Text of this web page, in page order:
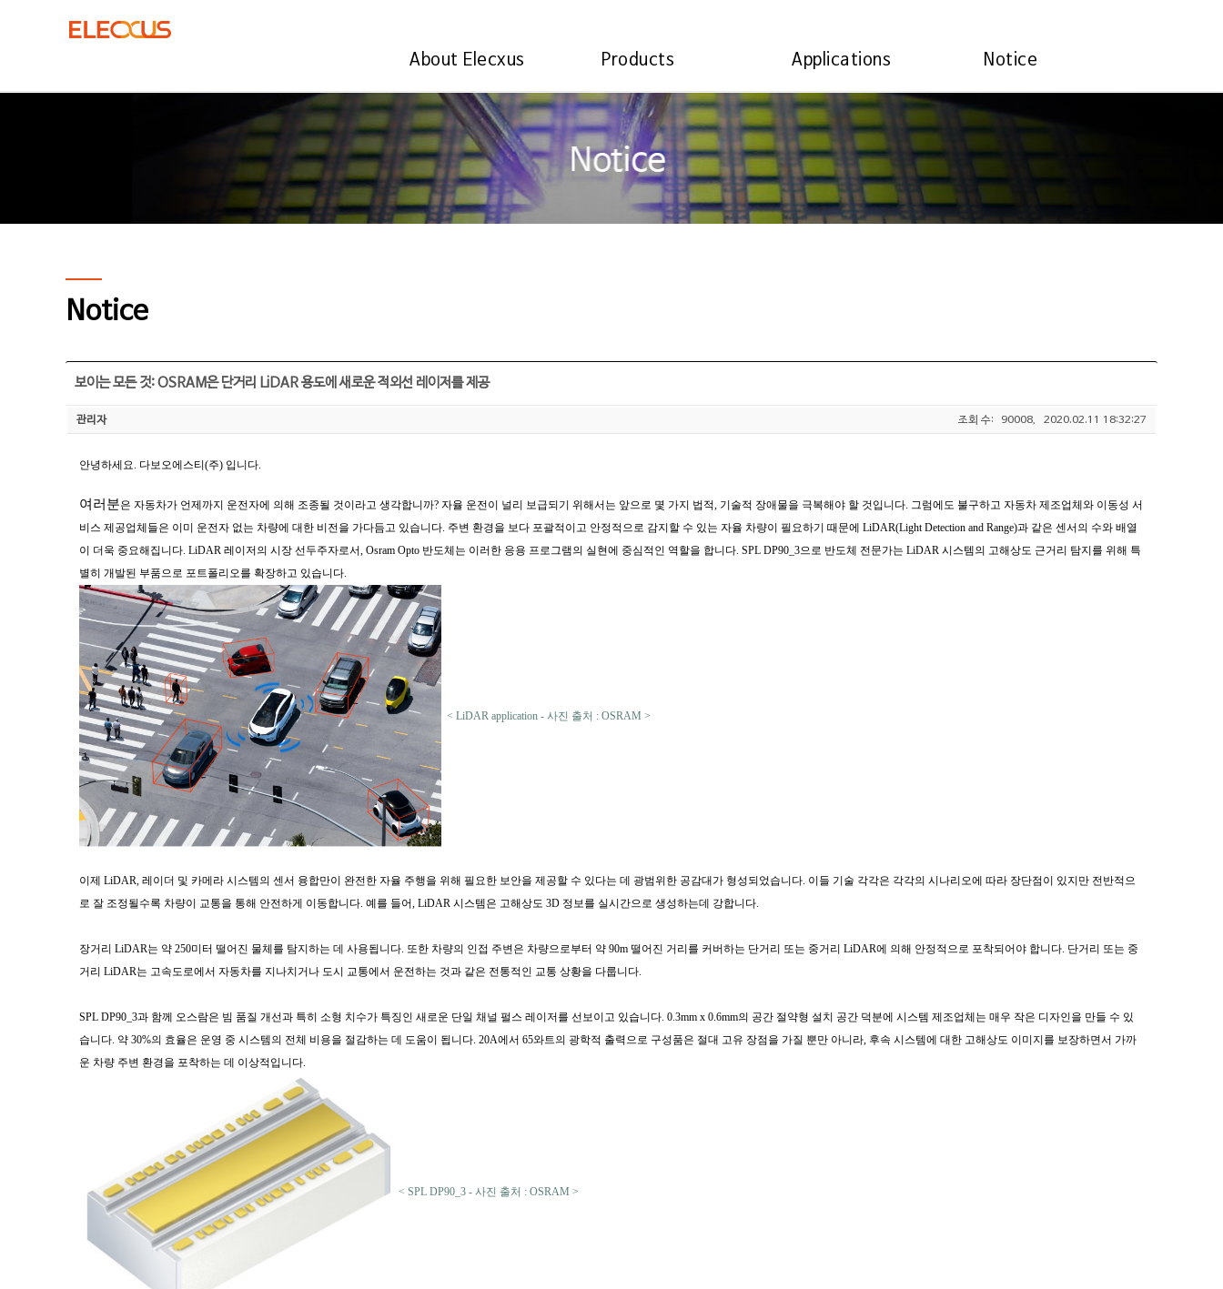
About Elecxus Products Applications Notice
Notice
보이는 모든 것: OSRAM은 단거리 LiDAR 용도에 새로운 적외선 레이저를 제공
관리자 조회 수: 90008, 2020.02.11 18:32:27
안녕하세요. 다보오에스티(주) 입니다.
여러분은 자동차가 언제까지 운전자에 의해 조종될 것이라고 생각합니까? 자율 운전이 널리 보급되기 위해서는 앞으로 몇 가지 법적, 기술적 장애물을 극복해야 할 것입니다. 그럼에도 불구하고 자동차 제조업체와 이동성 서
비스 제공업체들은 이미 운전자 없는 차량에 대한 비전을 가다듬고 있습니다. 주변 환경을 보다 포괄적이고 안정적으로 감지할 수 있는 자율 차량이 필요하기 때문에 LiDAR(Light Detection and Range)과 같은 센서의 수와 배열
이 더욱 중요해집니다. LiDAR 레이저의 시장 선두주자로서, Osram Opto 반도체는 이러한 응용 프로그램의 실현에 중심적인 역할을 합니다. SPL DP90_3으로 반도체 전문가는 LiDAR 시스템의 고해상도 근거리 탐지를 위해 특
별히 개발된 부품으로 포트폴리오를 확장하고 있습니다.
< LiDAR application - 사진 출처 : OSRAM >
이제 LiDAR, 레이더 및 카메라 시스템의 센서 융합만이 완전한 자율 주행을 위해 필요한 보안을 제공할 수 있다는 데 광범위한 공감대가 형성되었습니다. 이들 기술 각각은 각각의 시나리오에 따라 장단점이 있지만 전반적으
로 잘 조정될수록 차량이 교통을 통해 안전하게 이동합니다. 예를 들어, LiDAR 시스템은 고해상도 3D 정보를 실시간으로 생성하는데 강합니다.
장거리 LiDAR는 약 250미터 떨어진 물체를 탐지하는 데 사용됩니다. 또한 차량의 인접 주변은 차량으로부터 약 90m 떨어진 거리를 커버하는 단거리 또는 중거리 LiDAR에 의해 안정적으로 포착되어야 합니다. 단거리 또는 중
거리 LiDAR는 고속도로에서 자동차를 지나치거나 도시 교통에서 운전하는 것과 같은 전통적인 교통 상황을 다룹니다.
SPL DP90_3과 함께 오스람은 빔 품질 개선과 특히 소형 치수가 특징인 새로운 단일 채널 펄스 레이저를 선보이고 있습니다. 0.3mm x 0.6mm의 공간 절약형 설치 공간 덕분에 시스템 제조업체는 매우 작은 디자인을 만들 수 있
습니다. 약 30%의 효율은 운영 중 시스템의 전체 비용을 절감하는 데 도움이 됩니다. 20A에서 65와트의 광학적 출력으로 구성품은 절대 고유 장점을 가질 뿐만 아니라, 후속 시스템에 대한 고해상도 이미지를 보장하면서 가까
운 차량 주변 환경을 포착하는 데 이상적입니다.
< SPL DP90_3 - 사진 출처 : OSRAM >